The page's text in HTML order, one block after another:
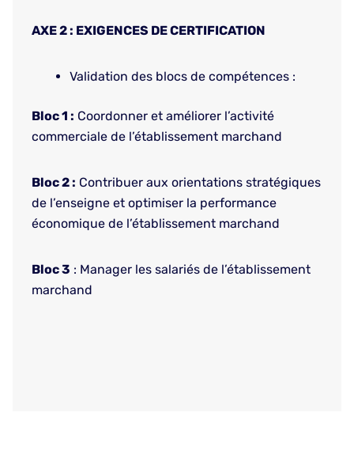
AXE 2 : EXIGENCES DE CERTIFICATION
Validation des blocs de compétences :
Bloc 1 : Coordonner et améliorer l’activité
commerciale de l’établissement marchand
Bloc 2 : Contribuer aux orientations stratégiques
de l’enseigne et optimiser la performance
économique de l’établissement marchand
Bloc 3 : Manager les salariés de l’établissement
marchand